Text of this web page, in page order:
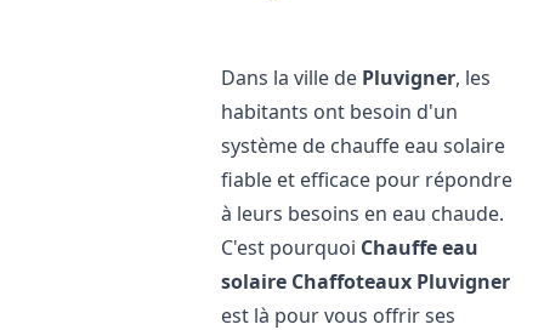
Dans la ville de Pluvigner, les
habitants ont besoin d'un
système de chauffe eau solaire
fiable et efficace pour répondre
à leurs besoins en eau chaude.
C'est pourquoi Chauffe eau
solaire Chaffoteaux Pluvigner
est là pour vous offrir ses